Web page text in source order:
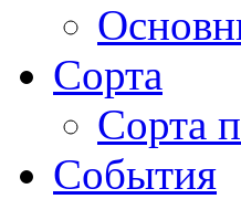
Сорта
Сорта
События